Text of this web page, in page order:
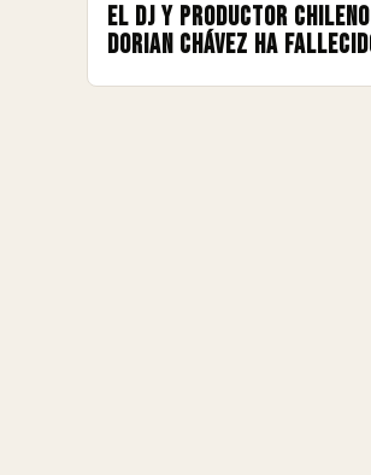
El DJ y productor chileno
Dorian Chávez ha